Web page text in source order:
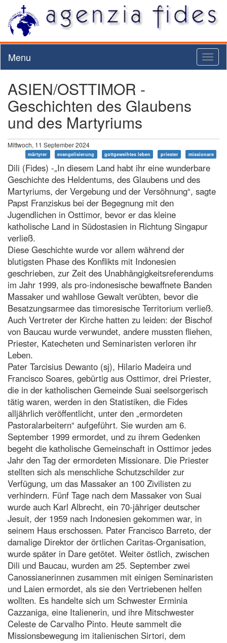
Menu
ASIEN/OSTTIMOR -
Geschichten des Glaubens
und des Martyriums
Mittwoch, 11 September 2024
märtyrer evangelisierung gottgeweihtes leben priester missionare
Dili (Fides) -„In diesem Land habt ihr eine wunderbare
Geschichte des Heldentums, des Glaubens und des
Martyriums, der Vergebung und der Versöhnung“, sagte
Papst Franziskus bei der Begegnung mit den
Jugendlichen in Osttimor, bevor er das kleine
katholische Land in Südostasien in Richtung Singapur
verließ.
Diese Geschichte wurde vor allem während der
blutigsten Phase des Konflikts mit Indonesien
geschrieben, zur Zeit des Unabhängigkeitsreferendums
im Jahr 1999, als pro-indonesische bewaffnete Banden
Massaker und wahllose Gewalt verübten, bevor die
Besatzungsarmee das timoresische Territorium verließ.
Auch Vertreter der Kirche hatten zu leiden: der Bischof
von Baucau wurde verwundet, andere mussten fliehen,
Priester, Katecheten und Seminaristen verloren ihr
Leben.
Pater Tarcisius Dewanto (sj), Hilario Madeira und
Francisco Soares, gebürtig aus Osttimor, drei Priester,
die in der katholischen Gemeinde Suai seelsorgerisch
tätig waren, werden in den Statistiken, die Fides
alljährlich veröffentlicht, unter den „ermordeten
Pastoralarbeitern“ aufgeführt. Sie wurden am 6.
September 1999 ermordet, und zu ihrem Gedenken
begeht die katholische Gemeinschaft in Osttimor jedes
Jahr den Tag der ermordeten Missionare. Die Priester
stellten sich als menschliche Schutzschilder zur
Verfügung, um das Massaker an 100 Zivilisten zu
verhindern. Fünf Tage nach dem Massaker von Suai
wurde auch Karl Albrecht, ein 70-jähriger deutscher
Jesuit, der 1959 nach Indonesien gekommen war, in
seinem Haus erschossen. Pater Francisco Barreto, der
damalige Direktor der örtlichen Caritas-Organisation,
wurde später in Dare getötet. Weiter östlich, zwischen
Dili und Baucau, wurden am 25. September zwei
Canossianerinnen zusammen mit einigen Seminaristen
und Laien ermordet, als sie den Vertriebenen helfen
wollten. Es handelte sich um Schwester Erminia
Cazzaniga, eine Italienerin, und ihre Mitschwester
Celeste de Carvalho Pinto. Heute sammelt die
Missionsbewegung im italienischen Sirtori, dem